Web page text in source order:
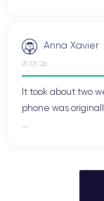
Anna Xavier
21/01/26
It took about two
phone was